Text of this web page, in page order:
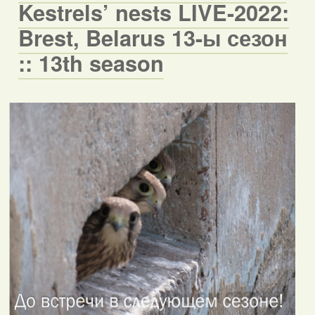
Kestrels’ nests LIVE-2022:
Brest, Belarus 13-ы сезон
:: 13th season